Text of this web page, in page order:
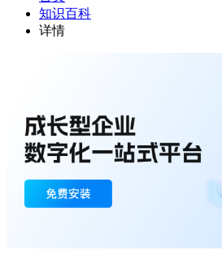
知识百科
详情